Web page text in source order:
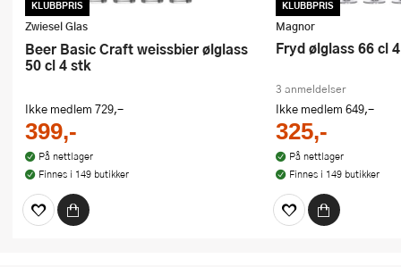
KLUBBPRIS
Zwiesel Glas
Beer Basic Craft weissbier ølglass
50 cl 4 stk
Ikke medlem 729,-
399,-
På nettlager
Finnes i 149 butikker
KLUBBPRIS
Magnor
Fryd ølglass 66 cl
3 anmeldelser
Ikke medlem 649,-
325,-
På nettlager
Finnes i 149 butikker